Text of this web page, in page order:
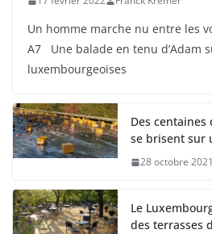
Un homme marche nu entre les
A7 Une balade en tenu d’Adam
luxembourgeoises
Des
se brisent sur
28 octobre 2021
Le
des terrasses